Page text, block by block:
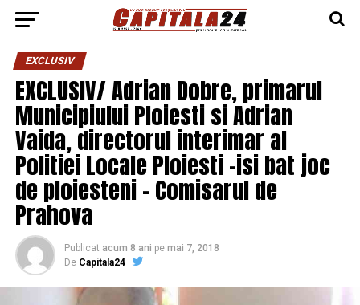
EXCLUSIV
EXCLUSIV/ Adrian Dobre, primarul
Municipiului Ploiesti si Adrian
Vaida, directorul interimar al
Politiei Locale Ploiesti -isi bat joc
de ploiesteni – Comisarul de
Prahova
Publicat acum 8 ani pe mai 7, 2018
De Capitala24